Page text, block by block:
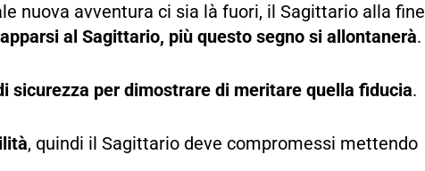
nuova avventura ci sia là fuori, il Sagittario alla fine
al Sagittario, più questo segno si allontanerà.
sicurezza per dimostrare di meritare quella fiducia.
, quindi il Sagittario deve compromessi mettendo